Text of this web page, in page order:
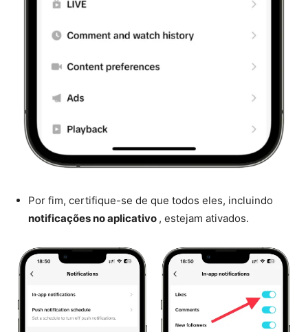
Por fim, certifique-se de que todos eles, incluindo
notificações no aplicativo , estejam ativados.